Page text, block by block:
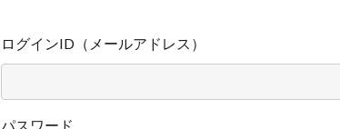
ログインID（メールアドレス）
パスワード